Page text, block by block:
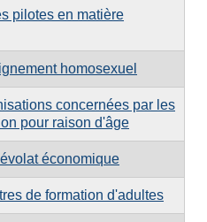
pilotes en matière
homosexuel
concernées par les
pour raison d'âge
économique
de formation d'adultes